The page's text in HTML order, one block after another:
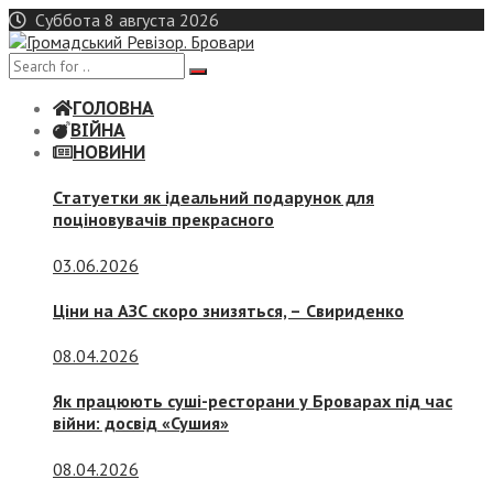
Skip
to
content
Суббота 8 августа 2026
ГОЛОВНА
ВІЙНА
НОВИНИ
Статуетки як ідеальний подарунок для
поціновувачів прекрасного
03.06.2026
Ціни на АЗС скоро знизяться, – Свириденко
08.04.2026
Як працюють суші-ресторани у Броварах під час
війни: досвід «Сушия»
08.04.2026